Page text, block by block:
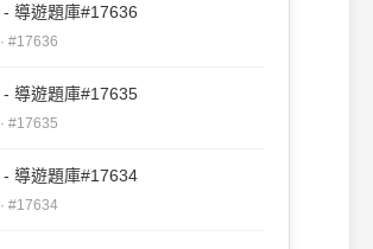
導遊題庫#17636
#17636
- 導遊題庫#17635
#17635
- 導遊題庫#17634
#17634